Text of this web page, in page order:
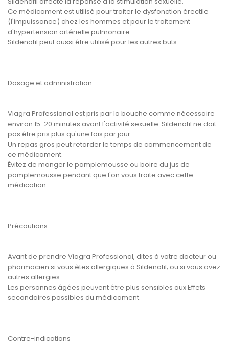
Ce médicament est utilisé pour traiter le dysfonction érectile
(l'impuissance) chez les hommes et pour le traitement
d'hypertension artérielle pulmonaire.
Sildenafil peut aussi être utilisé pour les autres buts.
Dosage et administration
Viagra Professional est pris par la bouche comme nécessaire
environ 15-20 minutes avant l'activité sexuelle. Sildenafil ne doit
pas être pris plus qu'une fois par jour.
Un repas gros peut retarder le temps de commencement de
ce médicament.
Évitez de manger le pamplemousse ou boire du jus de
pamplemousse pendant que l'on vous traite avec cette
médication.
Précautions
Avant de prendre Viagra Professional, dites à votre docteur ou
pharmacien si vous êtes allergiques à Sildenafil; ou si vous avez
autres allergies.
Les personnes âgées peuvent être plus sensibles aux Effets
secondaires possibles du médicament.
Contre-indications